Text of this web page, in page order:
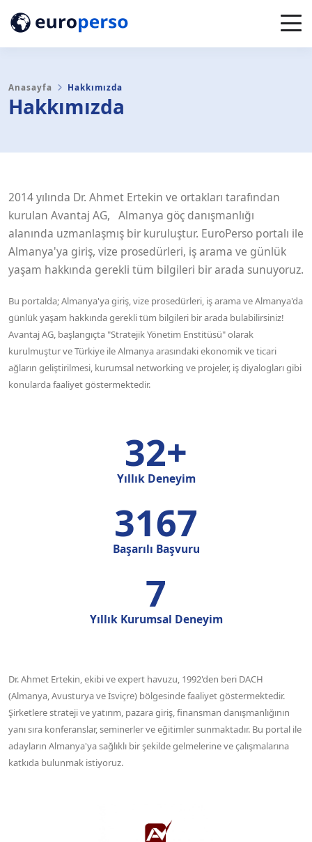
Hakkımızda
Anasayfa Hakkımızda
2014 yılında Dr. Ahmet Ertekin ve ortakları tarafından
kurulan Avantaj AG, Almanya göç danışmanlığı
alanında uzmanlaşmış bir kuruluştur. EuroPerso portalı ile
Almanya'ya giriş, vize prosedürleri, iş arama ve günlük
yaşam hakkında gerekli tüm bilgileri bir arada sunuyoruz.
Bu portalda; Almanya'ya giriş, vize prosedürleri, iş arama ve Almanya'da
günlük yaşam hakkında gerekli tüm bilgileri bir arada bulabilirsiniz!
Avantaj AG, başlangıçta "Stratejik Yönetim Enstitüsü" olarak
kurulmuştur ve Türkiye ile Almanya arasındaki ekonomik ve ticari
ağların geliştirilmesi, kurumsal networking ve projeler, iş diyalogları gibi
konularda faaliyet göstermektedir.
32+
Yıllık Deneyim
3667
Başarılı Başvuru
8
Yıllık Kurumsal Deneyim
Dr. Ahmet Ertekin, ekibi ve expert havuzu, 1992'den beri DACH
(Almanya, Avusturya ve İsviçre) bölgesinde faaliyet göstermektedir.
Şirketlere strateji ve yatırım, pazara giriş, finansman danışmanlığının
yanı sıra konferanslar, seminerler ve eğitimler sunmaktadır. Bu portal ile
adayların Almanya'ya sağlıklı bir şekilde gelmelerine ve çalışmalarına
katkıda bulunmak istiyoruz.